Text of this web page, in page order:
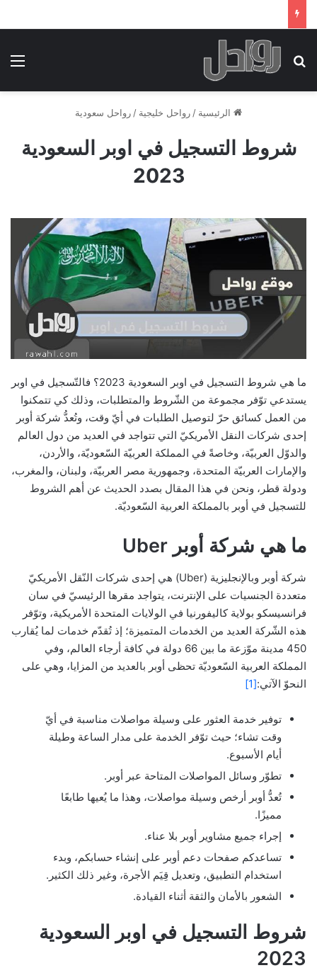
بحث عن
الرئيسية / رواحل خليجية / رواحل سعودية
شروط التسجيل في اوبر السعودية
2023
ما هي شروط التسجيل في اوبر السعودية 2023؟ فالتّسجيل في اوبر
يستدعي توّفر مجموعة من الشّروط والمتطلبات، وذلك كي تتمكنوا
من العمل كسائق حرّ لتوصيل الطلبات في أيّ وقت، وتُعدُّ شركة أوبر
إحدى شركات النقل الأمريكيّ التي تتواجد في العديد من دول العالم
والدوّل العربيّة، وخاصةً في المملكة العربيّة السّعوديّة، والأردن،
والإمارات العربيّة المتحدة، وجمهورية مصر العربيّة، ولبنان، والمغرب،
ودولة قطر، ونحن في هذا المقال بصدد الحديث عن أهم الشروط
للتسجيل في أوبر بالمملكة العربية السّعوديّة.
ما هي شركة أوبر Uber
شركة أوبر وبالإنجليزية (Uber) هي إحدى شركات النّقل الأمريكيّ
متعددة الجنسيات على الإنترنت، يتواجد مقرها الرئيسيّ في سان
فرانسيسكو بولاية كاليفورنيا في الولايات المتحدة الأمريكية، وتوّفر
هذه الشّركة العديد من الخدمات المتميزة؛ إذ تُقدّم خدمات لما يُقارب
450 مدينة موّزعة ما بين 66 دولة في كافة أرجاء العالم، وفي
المملكة العربية السّعوديّة تحظى أوبر بالعديد من المزايا، وهي على
النحوّ الآتي:[1]
توفير خدمة العثور على وسيلة مواصلات مناسبة في أيّ
وقت تشاء؛ حيث توّفر الخدمة على مدار الساعة وطيلة
أيام الأسبوع.
تطوّر وسائل المواصلات المتاحة عبر أوبر.
تُعدُّ أوبر أرخص وسيلة مواصلات، وهذا ما يُعيها طابعًا
مميزًا.
إجراء جميع مشاوير أوبر بلا عناء.
تساعدكم صفحات دعم أوبر على إنشاء حسابكم، وبدء
استخدام التطبيق، وتعديل قِيَم الأجرة، وغير ذلك الكثير.
الشعور بالأمان والثقة أثناء القيادة.
شروط التسجيل في اوبر السعودية
2023